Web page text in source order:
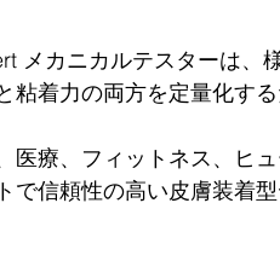
メカニカルテスターは、
粘着力の両方を定量化する
療、フィットネス、ヒ
で信頼性の高い皮膚装着